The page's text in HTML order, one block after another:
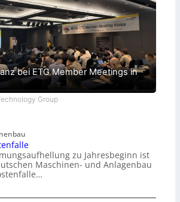
bei ETG Member Meetings in
Group
zu Jahresbeginn ist
Maschinen- und Anlagenbau